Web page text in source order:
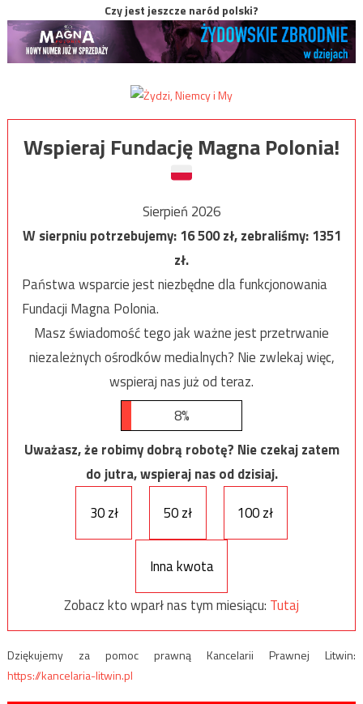
Czy jest jeszcze naród polski?
Wspieraj Fundację Magna Polonia!
Sierpień 2026
W sierpniu potrzebujemy:16 500zł, zebraliśmy:1351
zł.
Państwa wsparcie jest niezbędne dla funkcjonowania
Fundacji Magna Polonia.
Masz świadomość tego jak ważne jest przetrwanie
niezależnych ośrodków medialnych? Nie zwlekaj więc,
wspieraj nas już od teraz.
8%
Uważasz, że robimy dobrą robotę? Nie czekaj zatem
do jutra, wspieraj nas od dzisiaj.
30 zł
50 zł 100 zł
Inna kwota
Zobacz kto wparł nas tym miesiącu: Tutaj
Dziękujemy za pomoc prawną Kancelarii Prawnej Litwin:
https://kancelaria-litwin.pl